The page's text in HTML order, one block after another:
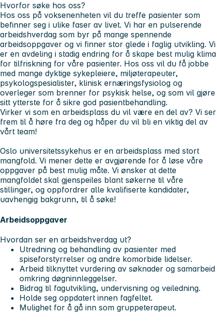
Hvorfor søke hos oss?
Hos oss på voksenenheten vil du treffe pasienter som
befinner seg i ulike faser av livet. Vi har en pulserende
arbeidshverdag som byr på mange spennende
arbeidsoppgaver og vi finner stor glede i faglig utvikling. Vi
er en avdeling i stadig endring for å skape best mulig klima
for tilfriskning for våre pasienter. Hos oss vil du få jobbe
med mange dyktige sykepleiere, miljøterapeuter,
psykologspesialister, klinisk ernæringsfysiolog og
overleger som brenner for psykisk helse, og som vil gjøre
sitt ytterste for å sikre god pasientbehandling.
Virker vi som en arbeidsplass du vil være en del av? Vi ser
frem til å høre fra deg og håper du vil bli en viktig del av
vårt team!
Oslo universitetssykehus er en arbeidsplass med stort
mangfold. Vi mener dette er avgjørende for å løse våre
oppgaver på best mulig måte. Vi ønsker at dette
mangfoldet skal gjenspeiles blant søkerne til våre
stillinger, og oppfordrer alle kvalifiserte kandidater,
uavhengig bakgrunn, til å søke!
Arbeidsoppgaver
Hvordan ser en arbeidshverdag ut?
Utredning og behandling av pasienter med
spiseforstyrrelser og andre komorbide lidelser.
Arbeid tilknyttet vurdering av søknader og samarbeid
omkring døgninnleggelser.
Bidrag til fagutvikling, undervisning og veiledning.
Holde seg oppdatert innen fagfeltet.
Mulighet for å gå inn som gruppeterapeut.